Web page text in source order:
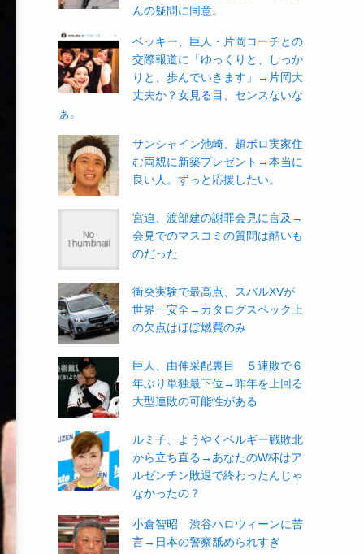
んの疑問に同意。
ベッキー、巨人・片岡コーチとの
交際報道に「ゆっくりと、しっか
りと、歩んでいきます」→片岡大
丈夫か？女見る目、センスないな
ぁ。
サンシャイン池崎、超ボロ実家住
む両親に新築プレゼント→本当に
良い人。ずっと応援したい。
宮迫、渡部建の謝罪会見に言及→
会見でのマスコミの質問は酷いも
のだった
衝突実験で最高点、スバルXVが
世界一安全→カタログスペック上
の欠点はほぼ燃費のみ
巨人、由伸采配裏目 ５連敗で６
年ぶり単独最下位→昨年を上回る
大型連敗の可能性がある
ルミ子、ようやくベルギー戦敗北
から立ち直る→あなたのW杯はア
ルゼンチン敗退で終わったんじゃ
なかったの？
小倉智昭 渋谷ハロウィーンに苦
言→日本の警察舐められすぎ